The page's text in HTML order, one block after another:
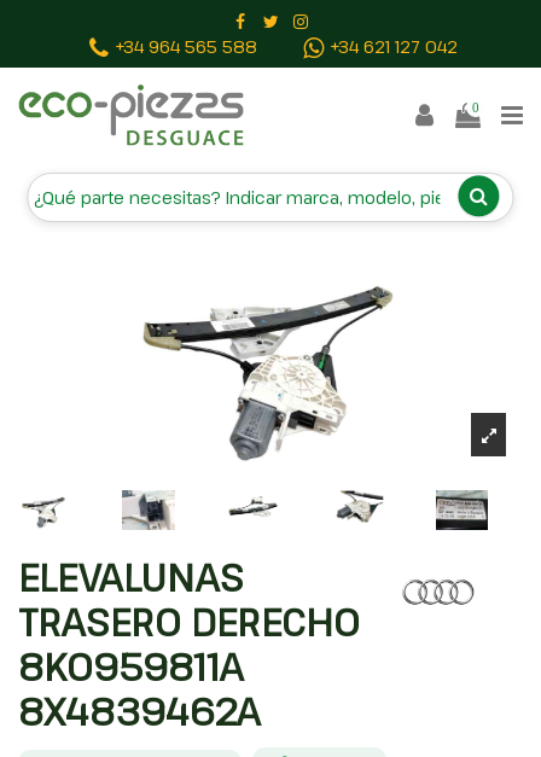
+34 964 565 588 +34 621 127 042
0
ELEVALUNAS TRASERO
DERECHO 8K0959811A 8X4839462A
ELEVALUNAS
TRASERO DERECHO
8K0959811A
8X4839462A